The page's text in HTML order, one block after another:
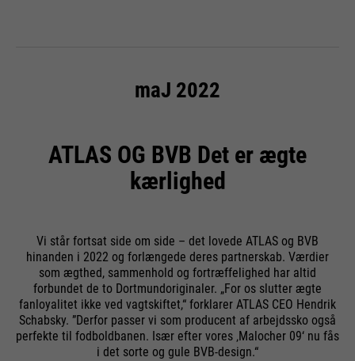
maJ 2022
ATLAS OG BVB Det er ægte
kærlighed
Vi står fortsat side om side – det lovede ATLAS og BVB
hinanden i 2022 og forlængede deres partnerskab. Værdier
som ægthed, sammenhold og fortræffelighed har altid
forbundet de to Dortmundoriginaler. „For os slutter ægte
fanloyalitet ikke ved vagtskiftet,“ forklarer ATLAS CEO Hendrik
Schabsky. ”Derfor passer vi som producent af arbejdssko også
perfekte til fodboldbanen. Især efter vores ‚Malocher 09‘ nu fås
i det sorte og gule BVB-design.“